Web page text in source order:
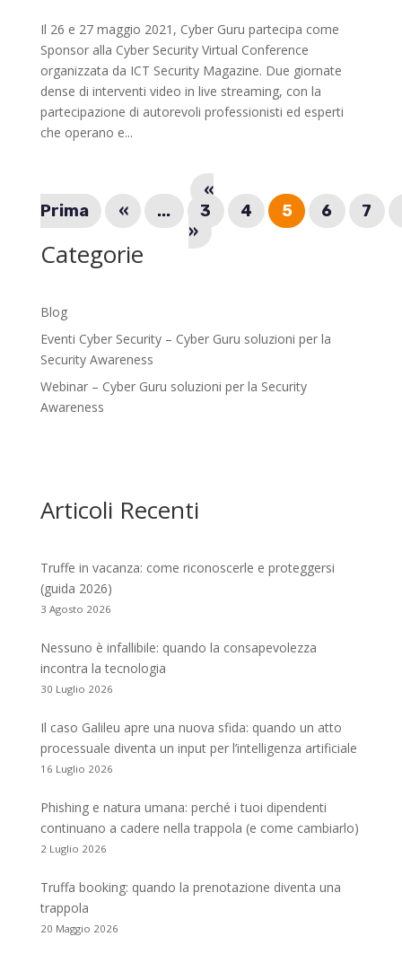
Il 26 e 27 maggio 2021, Cyber Guru partecipa come
Sponsor alla Cyber Security Virtual Conference
organizzata da ICT Security Magazine. Due giornate
dense di interventi video in live streaming, con la
partecipazione di autorevoli professionisti ed esperti
che operano e...
«
Prima
« ... 3 4 5 6 7
»
Categorie
Blog
Eventi Cyber Security – Cyber Guru soluzioni per la
Security Awareness
Webinar – Cyber Guru soluzioni per la Security
Awareness
Articoli Recenti
Truffe in vacanza: come riconoscerle e proteggersi
(guida 2026)
3 Agosto 2026
Nessuno è infallibile: quando la consapevolezza
incontra la tecnologia
30 Luglio 2026
Il caso Galileu apre una nuova sfida: quando un atto
processuale diventa un input per l’intelligenza artificiale
16 Luglio 2026
Phishing e natura umana: perché i tuoi dipendenti
continuano a cadere nella trappola (e come cambiarlo)
2 Luglio 2026
Truffa booking: quando la prenotazione diventa una
trappola
20 Maggio 2026